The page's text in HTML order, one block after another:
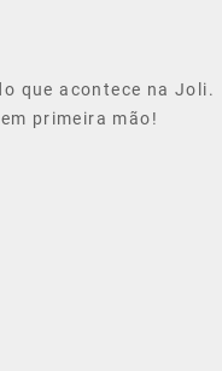
que acontece na Joli.
primeira mão!